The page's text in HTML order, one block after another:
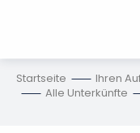
Startseite Ihren
Alle Unterkünfte